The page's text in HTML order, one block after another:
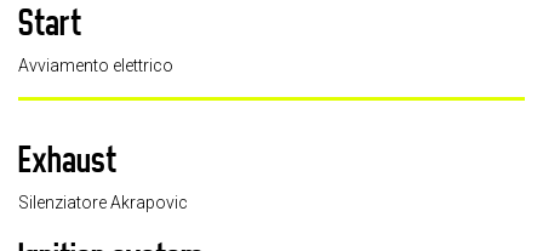
Start
Avviamento elettrico
Exhaust
Silenziatore Akrapovic